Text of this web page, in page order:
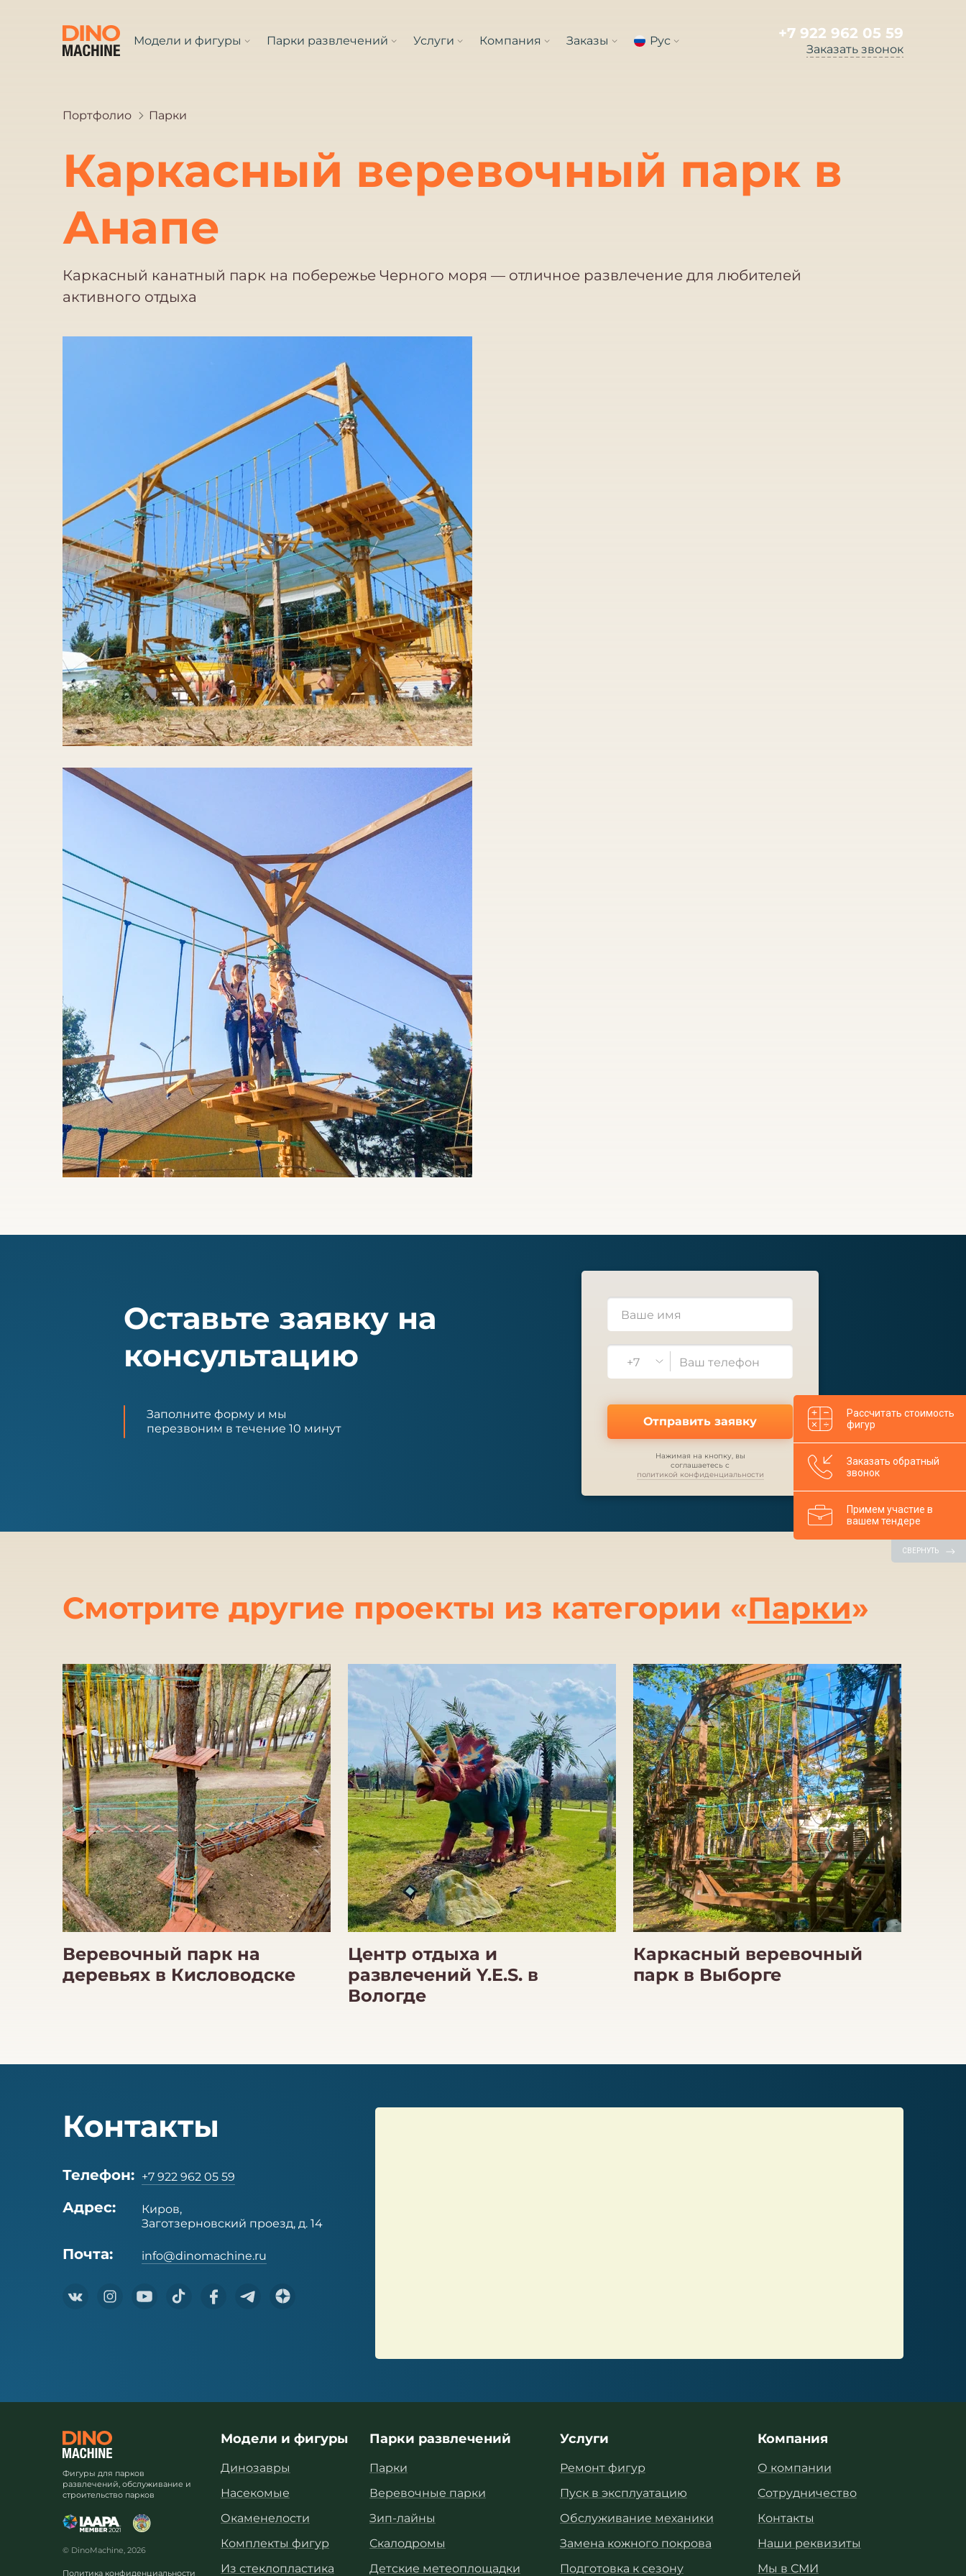
Модели и фигуры Парки развлечений Услуги Компания Заказы Рус +7 922 962 05 59
Заказать звонок
Портфолио Парки
Каркасный веревочный парк в
Анапе
Каркасный канатный парк на побережье Черного моря — отличное развлечение для любителей
активного отдыха
Оставьте заявку на
консультацию
Заполните форму и мы
перезвоним в течение 10 минут
+7
Отправить заявку
Нажимая на кнопку, вы
соглашаетесь с
политикой конфиденциальности
Смотрите другие проекты из категории «Парки»
Веревочный парк на
деревьях в Кисловодске
Центр отдыха и
развлечений Y.E.S. в
Вологде
Каркасный веревочный
парк в Выборге
Контакты
Телефон: +7 922 962 05 59
Адрес:
Киров,
Заготзерновский проезд, д. 14
Почта: info@dinomachine.ru
Фигуры для парков
развлечений, обслуживание и
строительство парков
© DinoMachine, 2026
Политика конфиденциальности
Модели и фигуры
Динозавры
Насекомые
Окаменелости
Комплекты фигур
Из стеклопластика
Парки развлечений
Парки
Веревочные парки
Зип-лайны
Скалодромы
Детские метеоплощадки
Услуги
Ремонт фигур
Пуск в эксплуатацию
Обслуживание механики
Замена кожного покрова
Подготовка к сезону
Компания
О компании
Сотрудничество
Контакты
Наши реквизиты
Мы в СМИ
Рассчитать стоимость
фигур
Заказать обратный
звонок
Примем участие в
вашем тендере
СВЕРНУТЬ